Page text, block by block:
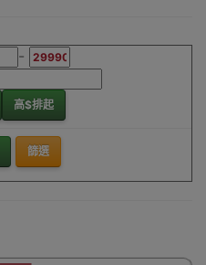
-
高$排起
篩選